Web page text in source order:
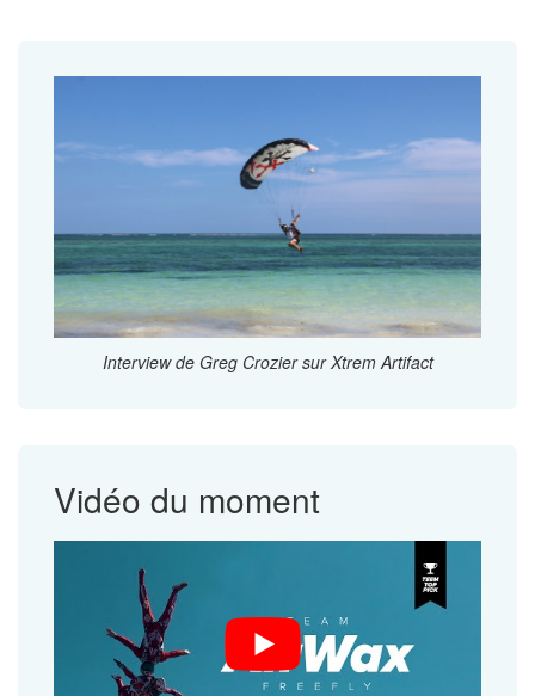
Interview de Greg Crozier sur Xtrem Artifact
Vidéo du moment